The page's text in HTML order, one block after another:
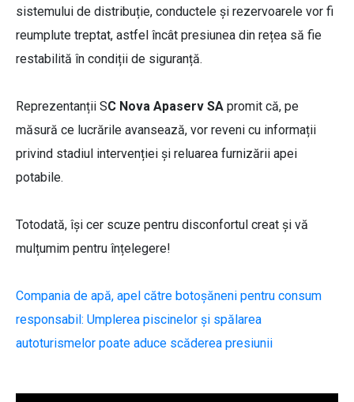
sistemului de distribuție, conductele și rezervoarele vor fi
reumplute treptat, astfel încât presiunea din rețea să fie
restabilită în condiții de siguranță.
Reprezentanții SC Nova Apaserv SA promit că, pe
măsură ce lucrările avansează, vor reveni cu informații
privind stadiul intervenției și reluarea furnizării apei
potabile.
Totodată, își cer scuze pentru disconfortul creat și vă
mulțumim pentru înțelegere!
Compania de apă, apel către botoșăneni pentru consum
responsabil: Umplerea piscinelor și spălarea
autoturismelor poate aduce scăderea presiunii